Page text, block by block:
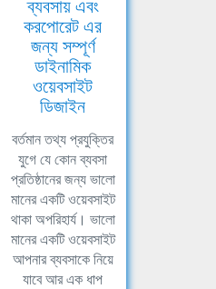
ব্যবসায় এবং
করপোরেট এর
জন্য সম্পূর্ণ
ডাইনামিক
ওয়েবসাইট
ডিজাইন
বর্তমান তথ্য প্রযুক্তির
যুগে যে কোন ব্যবসা
প্রতিষ্ঠানের জন্য ভালো
মানের একটি ওয়েবসাইট
থাকা অপরিহার্য। ভালো
মানের একটি ওয়েবসাইট
আপনার ব্যবসাকে নিয়ে
যাবে আর এক ধাপ